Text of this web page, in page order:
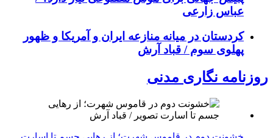
عباس زارعی
کردستان در میانه منازعە ایران و آمریکا و ظهور
پهلوی سوم / قباد آرش
روزنامه نگاری مدنی